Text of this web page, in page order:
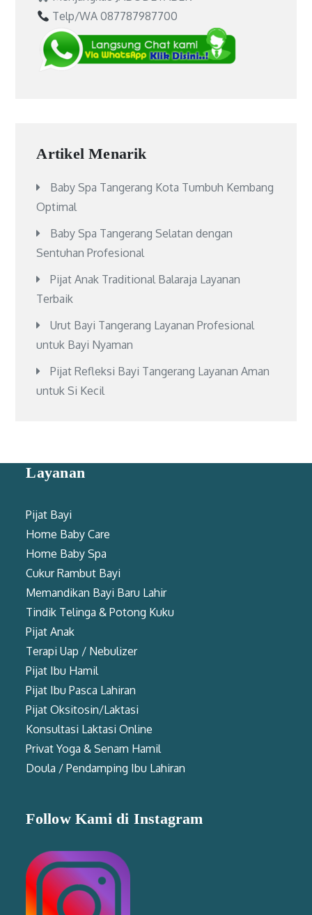
Telp/WA 087787987700
Artikel Menarik
Baby Spa Tangerang Kota Tumbuh Kembang
Optimal
Baby Spa Tangerang Selatan dengan
Sentuhan Profesional
Pijat Anak Traditional Balaraja Layanan
Terbaik
Urut Bayi Tangerang Layanan Profesional
untuk Bayi Nyaman
Pijat Refleksi Bayi Tangerang Layanan Aman
untuk Si Kecil
Layanan
Pijat Bayi
Home Baby Care
Home Baby Spa
Cukur Rambut Bayi
Memandikan Bayi Baru Lahir
Tindik Telinga & Potong Kuku
Pijat Anak
Terapi Uap / Nebulizer
Pijat Ibu Hamil
Pijat Ibu Pasca Lahiran
Pijat Oksitosin/Laktasi
Konsultasi Laktasi Online
Privat Yoga & Senam Hamil
Doula / Pendamping Ibu Lahiran
Follow Kami di Instagram